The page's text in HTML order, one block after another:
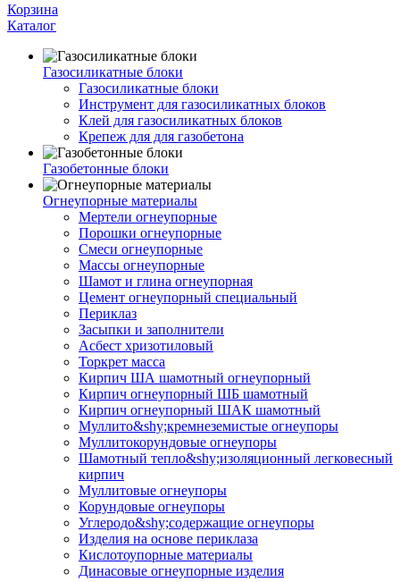
Корзина
Каталог
Газосиликатные блоки
Газосиликатные блоки
Инструмент для газосиликатных блоков
Клей для газосиликатных блоков
Крепеж для для газобетона
Газобетонные блоки
Огнеупорные материалы
Мертели огнеупорные
Порошки огнеупорные
Смеси огнеупорные
Массы огнеупорные
Шамот и глина огнеупорная
Цемент огнеупорный специальный
Периклаз
Засыпки и заполнители
Асбест хризотиловый
Торкрет масса
Кирпич ША шамотный огнеупорный
Кирпич огнеупорный ШБ шамотный
Кирпич огнеупорный ШАК шамотный
Муллито&shy;­кремнеземистые огнеупоры
Муллито­корундовые огнеупоры
Шамотный тепло&shy;изоляционный легковесный
кирпич
Муллитовые огнеупоры
Корундовые огнеупоры
Углеродо&shy;содержащие огнеупоры
Изделия на основе периклаза
Кислотоупорные материалы
Динасовые огнеупорные изделия